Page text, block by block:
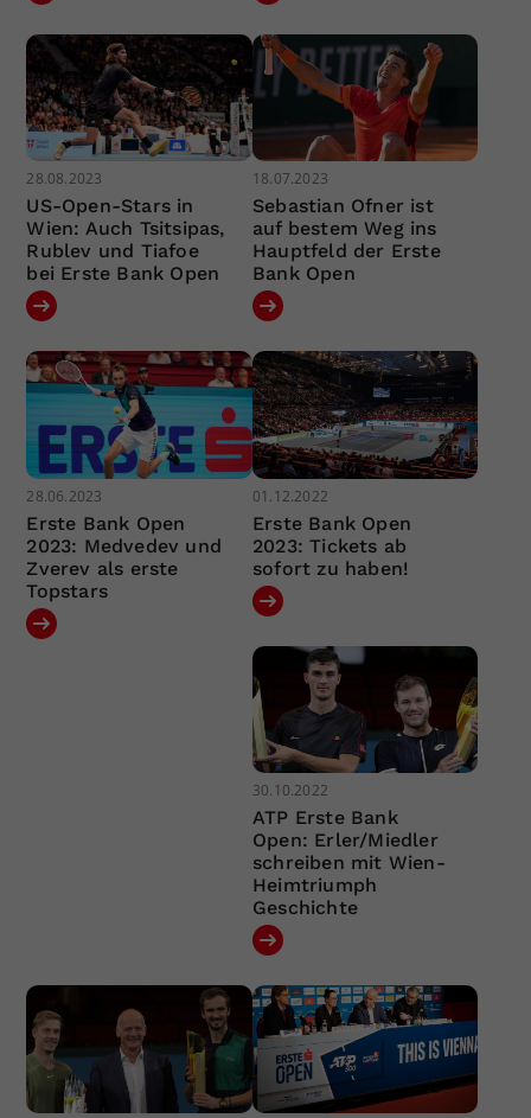
28.08.2023
US-Open-Stars in
Wien: Auch Tsitsipas,
Rublev und Tiafoe
bei Erste Bank Open
18.07.2023
Sebastian Ofner ist
auf bestem Weg ins
Hauptfeld der Erste
Bank Open
28.06.2023
Erste Bank Open
2023: Medvedev und
Zverev als erste
Topstars
01.12.2022
Erste Bank Open
2023: Tickets ab
sofort zu haben!
30.10.2022
ATP Erste Bank
Open: Erler/Miedler
schreiben mit Wien-
Heimtriumph
Geschichte